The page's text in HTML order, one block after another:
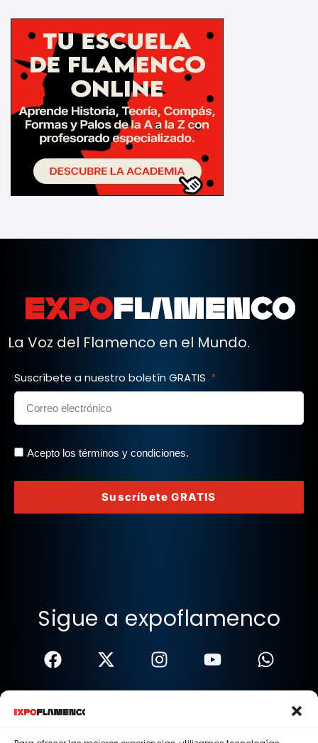
La Voz del Flamenco en el Mundo.
Suscríbete a nuestro boletín GRATIS
Acepto los términos y condiciones.
Suscríbete GRATIS
Sigue a expoflamenco
Términos Y Condiciones